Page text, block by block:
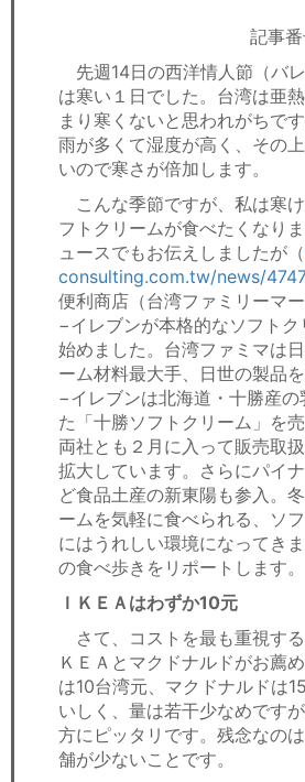
経済ニュース
労務顧問
飲食店情報
記事
先週14日の西洋情人節（バレ
は寒い１日でした。台湾は亜
まり寒くないと思われがちで
雨が多くて湿度が高く、その
いので寒さが倍加します。
こんな季節ですが、私は寒
フトクリームが食べたくなり
ュースでもお伝えしましたが（
consulting.com.tw/news/
便利商店（台湾ファミリーマ
−イレブンが本格的なソフトク
始めました。台湾ファミマは
ーム材料最大手、日世の製品
−イレブンは北海道・十勝産の
た「十勝ソフトクリーム」を売
両社とも２月に入って販売取
拡大しています。さらにパイ
ど食品土産の新東陽も参入。
ームを気軽に食べられる、ソ
にはうれしい環境になってき
の食べ歩きをリポートします。
ＩＫＥＡはわずか10元
さて、コストを最も重視する
ＫＥＡとマクドナルドがお薦
は10台湾元、マクドナルドは
いしく、量は若干少なめです
方にピッタリです。残念なの
舗が少ないことです。